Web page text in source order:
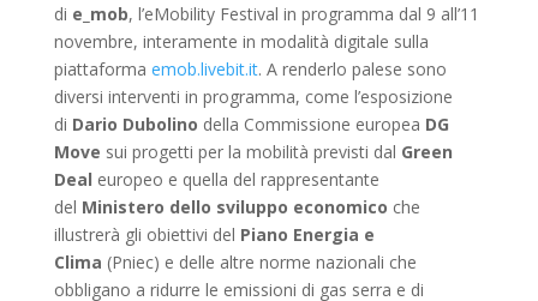
di e_mob, l’eMobility Festival in programma dal 9 all’11
novembre, interamente in modalità digitale sulla
piattaforma emob.livebit.it. A renderlo palese sono
diversi interventi in programma, come l’esposizione
di Dario Dubolino della Commissione europea DG
Move sui progetti per la mobilità previsti dal Green
Deal europeo e quella del rappresentante
del Ministero dello sviluppo economico che
illustrerà gli obiettivi del Piano Energia e
Clima (Pniec) e delle altre norme nazionali che
obbligano a ridurre le emissioni di gas serra e di